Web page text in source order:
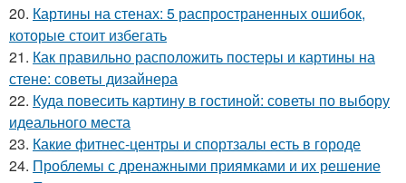
20. Картины на стенах: 5 распространенных ошибок,
которые стоит избегать
21. Как правильно расположить постеры и картины на
стене: советы дизайнера
22. Куда повесить картину в гостиной: советы по выбору
идеального места
23. Какие фитнес-центры и спортзалы есть в городе
24. Проблемы с дренажными приямками и их решение